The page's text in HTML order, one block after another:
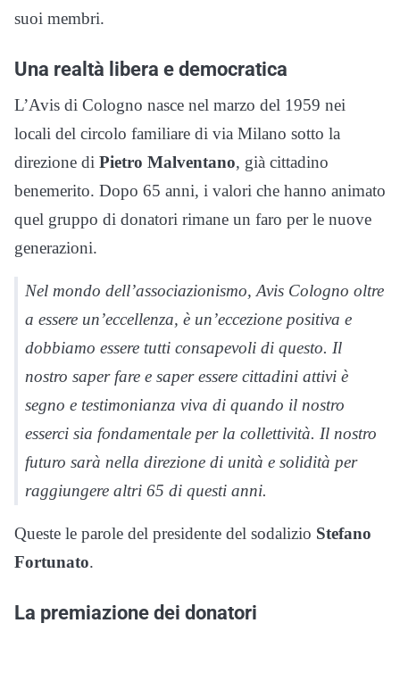
suoi membri.
Una realtà libera e democratica
L’Avis di Cologno nasce nel marzo del 1959 nei
locali del circolo familiare di via Milano sotto la
direzione di Pietro Malventano, già cittadino
benemerito. Dopo 65 anni, i valori che hanno animato
quel gruppo di donatori rimane un faro per le nuove
generazioni.
Nel mondo dell’associazionismo, Avis Cologno oltre
a essere un’eccellenza, è un’eccezione positiva e
dobbiamo essere tutti consapevoli di questo. Il
nostro saper fare e saper essere cittadini attivi è
segno e testimonianza viva di quando il nostro
esserci sia fondamentale per la collettività. Il nostro
futuro sarà nella direzione di unità e solidità per
raggiungere altri 65 di questi anni.
Queste le parole del presidente del sodalizio Stefano
Fortunato.
La premiazione dei donatori